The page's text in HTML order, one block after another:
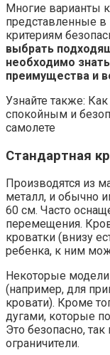
Многие варианты
представленные в
критериям
выбрать
необходимо
преимущества и
Узнайте также:
спокойным и
самолете
Стандартная
Производятся из
металл, и обычно
60 см. Часто
перемещения.
кроватки (внизу
ребенка, к ним
Некоторые
(например, для
кровати). Кроме
дугами, которые
Это безопасно,
ограничители.